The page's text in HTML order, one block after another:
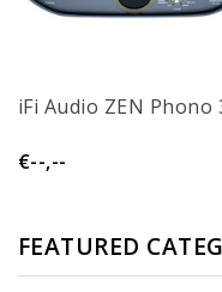
iFi Audio ZEN Phono
€--,--
FEATURED